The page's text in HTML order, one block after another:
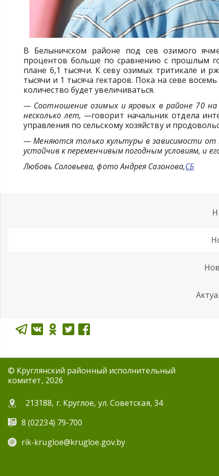
В Белыничском районе под сев озимого
процентов больше по сравнению с прошлым
плане 6,1 тысячи. К севу озимых тритикале и
тысячи и 1 тысяча гектаров. Пока на севе
количество будет увеличиваться.
— Соотношение озимых и яровых в районе 70 на
несколько лет, —говорит начальник отдела
управления по сельскому хозяйству и
— Меняются только культуры в зависимости от
устойчив к переменчивым погодным условиям, и
Любовь Соловьева, фото Андрея Сазонова,СБ
© Круглянский районный исполнительный
комитет, 2026
213188, г. Круглое, ул. Советская, 34
8 (02234) 79-700
rik-krugloe@krugloe.gov.by